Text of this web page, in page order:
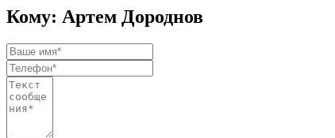
Кому: Артем Дороднов